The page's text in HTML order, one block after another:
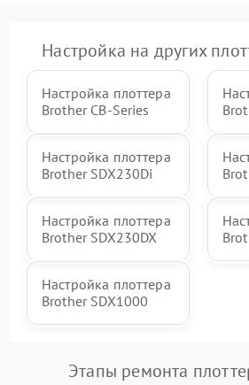
Настройка на других
Настройка плоттера
Brother CB-Series
Настройка плоттера
Brother SDX230Di
Настройка плоттера
Brother SDX230DX
Настройка плоттера
Brother SDX1000
Этапы ремонта